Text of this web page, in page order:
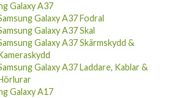
Galaxy A37
Galaxy A37 Fodral
Galaxy A37 Skal
Galaxy A37 Skärmskydd &
Galaxy A37 Laddare, Kablar &
Galaxy A17